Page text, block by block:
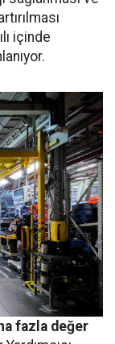
içinde
fazla değer